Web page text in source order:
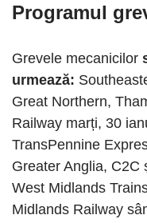
Programul
Grevele mecanicilor
urmează:
Great Northern,
Railway marți, 30
TransPennine
Greater Anglia, C2C
West Midlands
Midlands Railway